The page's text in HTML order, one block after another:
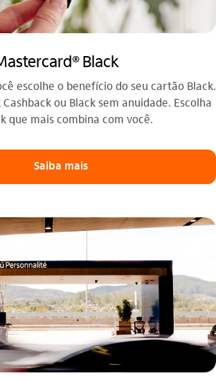
Black
escolhe o benefício do seu cartão Black.
ou Black sem anuidade. Escolha
que mais combina com você.
Saiba mais